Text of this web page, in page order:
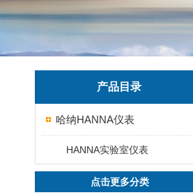
产品目录
哈纳HANNA仪表
HANNA实验室仪表
点击更多分类